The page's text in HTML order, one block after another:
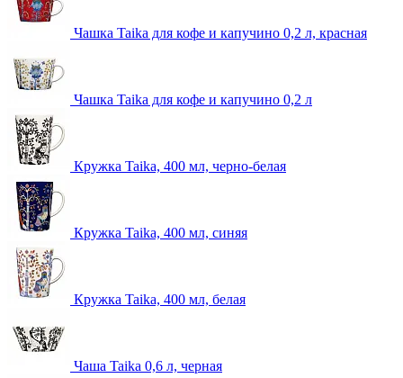
Чашка Taika для кофе и капучино 0,2 л, красная
Чашка Taika для кофе и капучино 0,2 л
Кружка Taika, 400 мл, черно-белая
Кружка Taika, 400 мл, синяя
Кружка Taika, 400 мл, белая
Чаша Taika 0,6 л, черная